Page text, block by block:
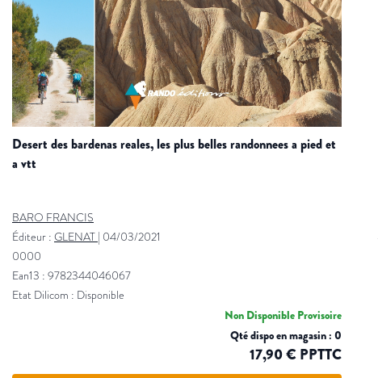
desert des bardenas reales, les plus belles randonnees a pied et
a vtt
BARO FRANCIS
Éditeur : GLENAT | 04/03/2021
0000
Ean13 : 9782344046067
Etat Dilicom : Disponible
Non Disponible Provisoire
Qté dispo en magasin : 0
17,90 € PPTTC